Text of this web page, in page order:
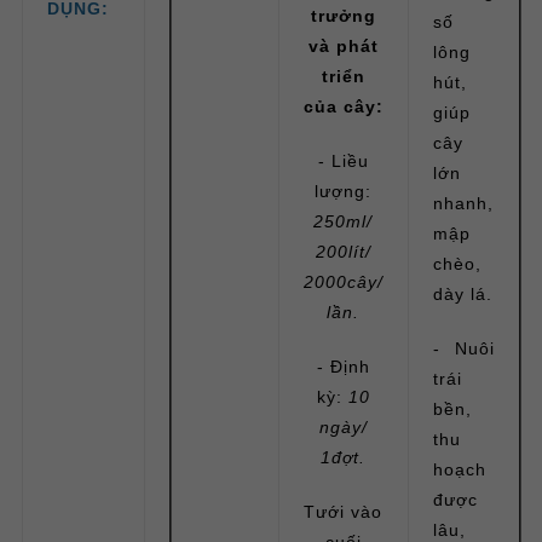
DỤNG:
trưởng
và phát
triển
của cây:
- Liều
lượng:
250ml/
200lít/
2000cây/
lần.
- Định
kỳ: 10
ngày/
1đợt.
Tưới vào
số
lông
hút,
giúp
cây
lớn
nhanh,
mập
chèo,
dày lá.
- Nuôi
trái
bền,
thu
hoạch
được
lâu,